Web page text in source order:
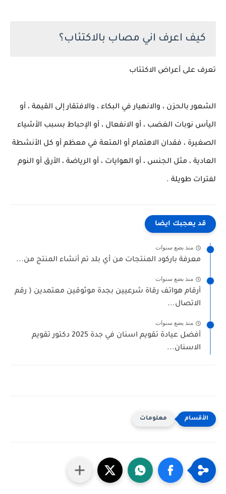
كيف اعرف اني مصاب بالاكتئاب؟
تعرف على أعراض الاكتئاب
الشعور بالحزن ، والانهيار في البكاء ، والافتقار إلى القيمة ، أو
اليأس نوبات الغضب ، أو الانفعال ، أو الإحباط بسبب الأشياء
الصغيرة ، فقدان الاهتمام أو المتعة في معظم أو كل الأنشطة
العادية ، مثل الجنس ، أو الهوايات ، أو الرياضة ، الأرق أو النوم
لفترات طويلة .
قد يعجبك ايضا
منذ بضع سنوات
معرفة باركود المنتجات من أي بلد تم أنشاء المنتج من...
منذ بضع سنوات
أرقام هواتف رقاة شرعيين بجدة موثوقين معتمدين ( رقم
الاتصال...
منذ بضع سنوات
أفضل عيادة تقويم اسنان في جدة 2025 دكتور تقويم
الاسنان...
معلومات